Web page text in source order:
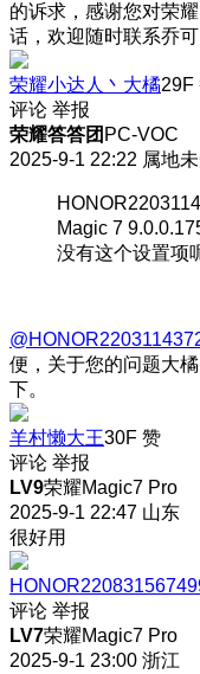
的诉求，感谢您对荣
话，欢迎随时联系乔
荣耀小达人丶大橘29F
评论 举报
荣耀答答团 PC-VOC
2025-9-1 22:22 属地
Magic 7
没有这个设置项
便，关于您的问题大
下。
羊村懒大王30F 赞
评论 举报
LV9荣耀Magic7 Pro
2025-9-1 22:47 山东
很好用
评论 举报
LV7荣耀Magic7 Pro
2025-9-1 23:00 浙江